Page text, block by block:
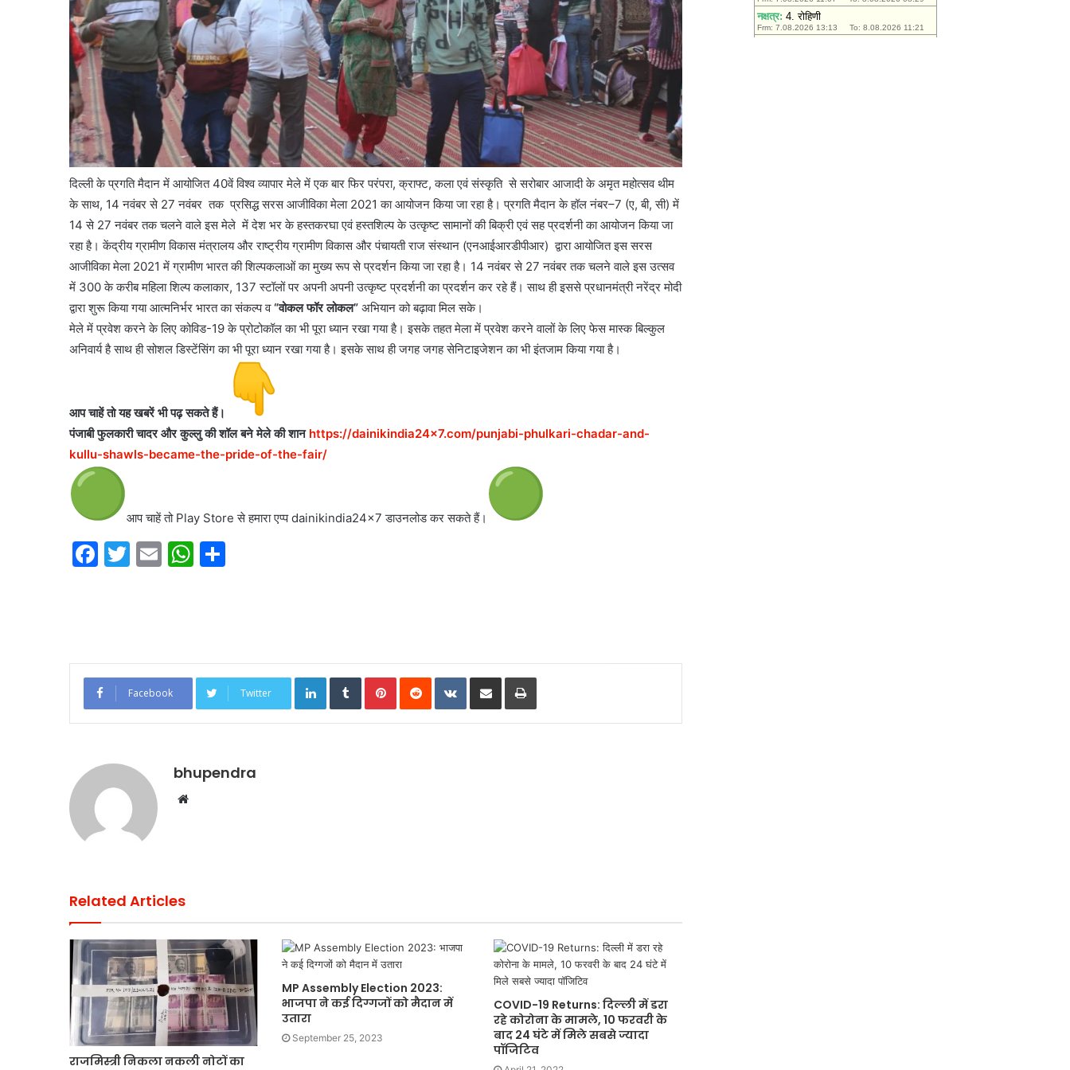
दिल्ली के प्रगति मैदान में आयोजित 40वें विश्व व्यापार मेले में एक बार फिर परंपरा, क्राफ्ट, कला एवं संस्कृति से सरोबार आजादी के अमृत महोत्सव थीम
के साथ, 14 नवंबर से 27 नवंबर तक प्रसिद्ध सरस आजीविका मेला 2021 का आयोजन किया जा रहा है। प्रगति मैदान के हॉल नंबर–7 (ए, बी, सी) में
14 से 27 नवंबर तक चलने वाले इस मेले में देश भर के हस्तकरघा एवं हस्तशिल्प के उत्कृष्ट सामानों की बिक्री एवं सह प्रदर्शनी का आयोजन किया जा
रहा है। केंद्रीय ग्रामीण विकास मंत्रालय और राष्ट्रीय ग्रामीण विकास और पंचायती राज संस्थान (एनआईआरडीपीआर) द्वारा आयोजित इस सरस
आजीविका मेला 2021 में ग्रामीण भारत की शिल्पकलाओं का मुख्य रूप से प्रदर्शन किया जा रहा है। 14 नवंबर से 27 नवंबर तक चलने वाले इस उत्सव
में 300 के करीब महिला शिल्प कलाकार, 137 स्टॉलों पर अपनी अपनी उत्कृष्ट प्रदर्शनी का प्रदर्शन कर रहे हैं। साथ ही इससे प्रधानमंत्री नरेंद्र मोदी
द्वारा शुरू किया गया आत्मनिर्भर भारत का संकल्प व“वोकल फॉर लोकल” अभियान को बढ़ावा मिल सके।
मेले में प्रवेश करने के लिए कोविड-19 के प्रोटोकॉल का भी पूरा ध्यान रखा गया है। इसके तहत मेला में प्रवेश करने वालों के लिए फेस मास्क बिल्कुल
अनिवार्य है साथ ही सोशल डिस्टेंसिंग का भी पूरा ध्यान रखा गया है। इसके साथ ही जगह जगह सेनिटाइजेशन का भी इंतजाम किया गया है।
आप चाहें तो यह खबरें भी पढ़ सकते हैं।
पंजाबी फुलकारी चादरऔर कुल्लु की शॉल बने मेले की शान https://dainikindia24x7.com/punjabi-phulkari-chadar-and-
kullu-shawls-became-the-pride-of-the-fair/
आप चाहें तो Play Store से हमारा एप्प dainikindia24x7 डाउनलोड कर सकतेहैं।
F
b
o
o
k
T
E
W
A
p
p
Facebook Twitter
LinkedInTumblrPinterestReddit VKontakte
Share via Email Print
bhupendra
Website
Related Articles
राजमिस्त्री निकला नकली नोटों का
MP Assembly Election 2023:
भाजपा ने कई दिग्गजों को मैदान में
उतारा
September 25, 2023
COVID-19 Returns: दिल्ली में डरा
रहे कोरोना के मामले, 10 फरवरी के
बाद 24 घंटे में मिले सबसे ज्यादा
पॉजिटिव